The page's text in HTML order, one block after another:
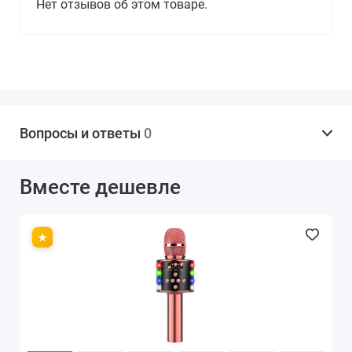
особенности: подвижный, с пультом ДУ;
счастливы и благодарны Вам за такого нового друга.
Нет отзывов об этом товаре.
Вопросы и ответы 0
Вместе дешевле